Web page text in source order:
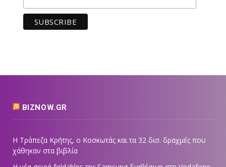
BIZNOW.GR
Η Τράπεζα Κρήτης, ο Κοσκωτάς και τα 32 δισ. δραχμές που
χάθηκαν στα βιβλία